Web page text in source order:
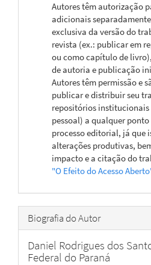
Autores têm autorização
adicionais
exclusiva da versão do
revista (ex.: publicar em
ou como capítulo de
de autoria e publicação
Autores têm permissão e
publicar e distribuir seu
repositórios institucionais
pessoal) a qualquer
processo editorial, já que
alterações produtivas,
impacto e a citação do
"O Efeito do Acesso
Biografia do Autor
Daniel Rodrigues dos
Federal do Paraná